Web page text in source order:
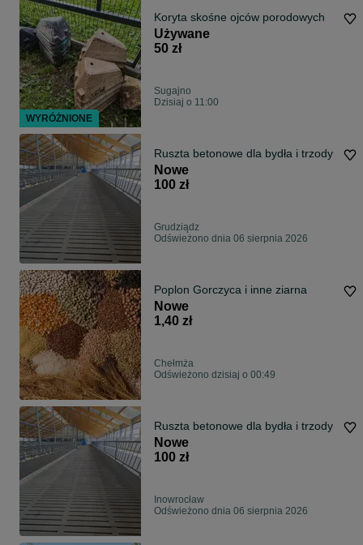
Koryta skośne ojców porodowych
Używane
50 zł
Sugajno
Dzisiaj o 11:00
Ruszta betonowe dla bydła i trzody
Nowe
100 zł
Grudziądz
Odświeżono dnia 06 sierpnia 2026
Poplon Gorczyca i inne ziarna
Nowe
1,40 zł
Chełmża
Odświeżono dzisiaj o 00:49
Ruszta betonowe dla bydła i trzody
Nowe
100 zł
Inowrocław
Odświeżono dnia 06 sierpnia 2026
WYRÓŻNIONE